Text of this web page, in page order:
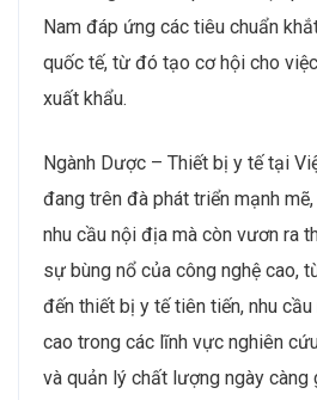
Nam đáp ứng các tiêu chuẩn
quốc tế, từ đó tạo cơ hội cho
xuất khẩu.
Ngành Dược – Thiết bị y tế tại
đang trên đà phát triển mạnh
nhu cầu nội địa mà còn vươn ra
sự bùng nổ của công nghệ cao,
đến thiết bị y tế tiên tiến, nhu
cao trong các lĩnh vực nghiên
và quản lý chất lượng ngày càng